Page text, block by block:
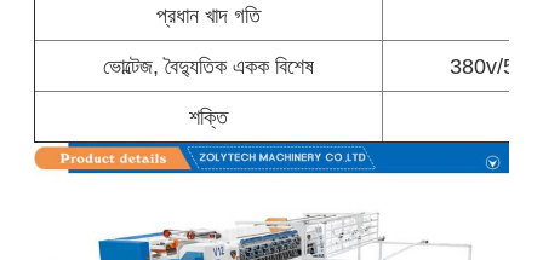
প্রধান খাদ গতি
ভোল্টেজ, বৈদ্যুতিক একক বিশেষ
380v/
শক্তি